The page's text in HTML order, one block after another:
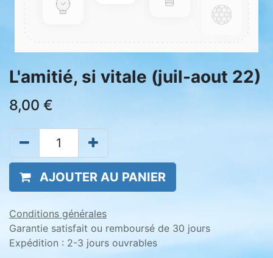
L'amitié, si vitale (juil-aout 22)
8,00 €
AJOUTER AU PANIER
Conditions générales
Garantie satisfait ou remboursé de 30 jours
Expédition : 2-3 jours ouvrables